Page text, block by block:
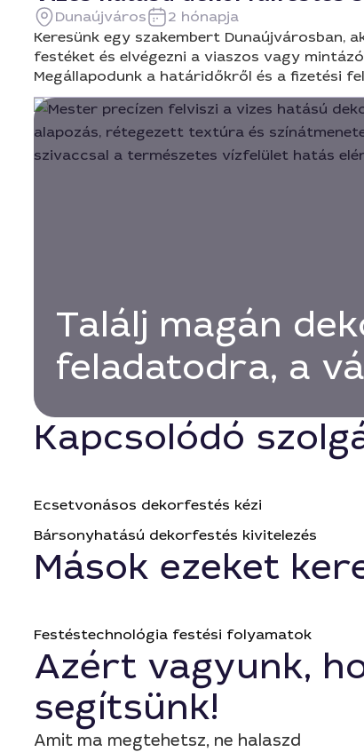
Dunaújváros
2 hónapja
Keresünk egy szakembert
festéket és elvégezni a viaszos vagy
Megállapodunk a határidőkről és a fizetési
Találj magán
feladatodra, a
Kapcsolódó
Ecsetvonásos dekorfestés kézi
Bársonyhatású dekorfestés kivitelezés
Mások ezeket
Festéstechnológia festési folyamatok
Azért vagyunk,
segítsünk!
Amit ma megtehetsz, ne halaszd